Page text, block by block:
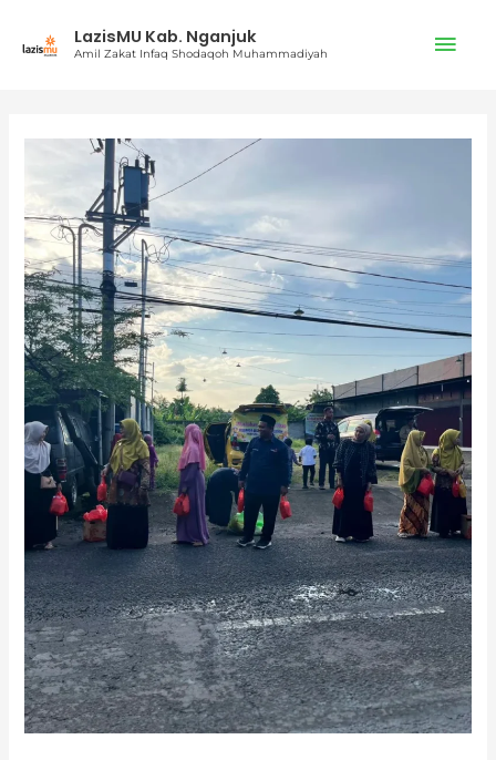
LazisMU Kab. Nganjuk
Amil Zakat Infaq Shodaqoh Muhammadiyah